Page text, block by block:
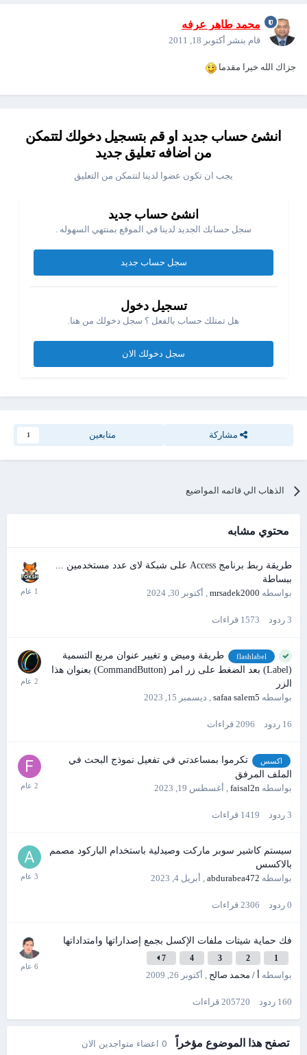
محمد طاهر عرفه
قام بنشر أكتوبر 18, 2011
جزاك الله خيرا مقدما
انشئ حساب جديد او قم بتسجيل دخولك لتتمكن
من اضافه تعليق جديد
يجب ان تكون عضوا لدينا لتتمكن من التعليق
انشئ حساب جديد
سجل حسابك الجديد لدينا في الموقع بمنتهي السهوله .
سجل حساب جديد
تسجيل دخول
هل تمتلك حساب بالفعل ؟ سجل دخولك من هنا.
سجل دخولك الان
مشاركة متابعين 1
الذهاب الي قائمه المواضيع
محتوي مشابه
طريقة ربط برنامج Access على شبكة لاى عدد مستخدمين ...
ببساطة
بواسطه mrsadek2000
, أكتوبر 30, 2024
3 ردود 1573 قراءات
flashlabel
طريقة وميض و تغيير عنوان مربع التسمية
(Label) بعد الضغط على زر امر (CommandButton) بعنوان هذا
الزر
بواسطه safaa salem5
, ديسمبر 15, 2023
16 ردود 2096 قراءات
اكسس
تكرموا بمساعدتي في تفعيل نموذج البحث في
الملف المرفق
بواسطه faisal2n
, أغسطس 19, 2023
3 ردود 1419 قراءات
سيستم كاشير سوبر ماركت وصيدلية باستخدام الباركود مصمم
بالاكسس
بواسطه abdurabea472
, أبريل 4, 2023
0 ردود 2306 قراءات
فك حماية شيتات ملفات الإكسل بجمع إصداراتها وامتداداتها
1
2
3
4
7
بواسطه أ / محمد صالح, أكتوبر 26, 2009
160 ردود 205720 قراءات
تصفح هذا الموضوع مؤخراً 0 اعضاء متواجدين الان